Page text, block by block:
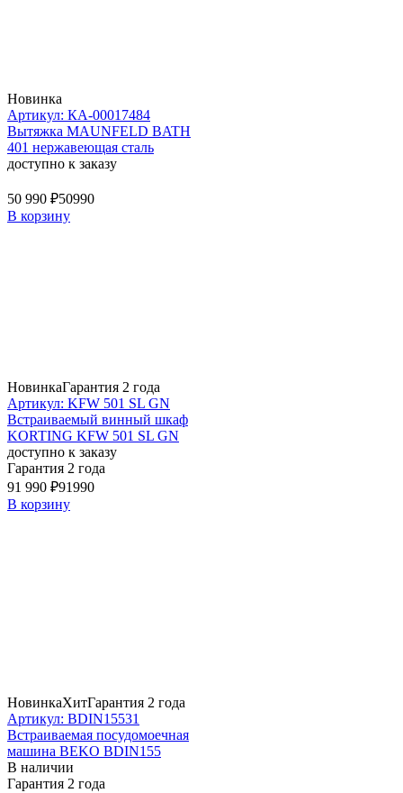
Новинка
Артикул: КА-00017484
Вытяжка MAUNFELD BATH
401 нержавеющая сталь
доступно к заказу
50 990 ₽50990
В корзину
НовинкаГарантия 2 года
Артикул: KFW 501 SL GN
Встраиваемый винный шкаф
KORTING KFW 501 SL GN
доступно к заказу
Гарантия 2 года
91 990 ₽91990
В корзину
НовинкаХитГарантия 2 года
Артикул: BDIN15531
Встраиваемая посудомоечная
машина BEKO BDIN155
В наличии
Гарантия 2 года